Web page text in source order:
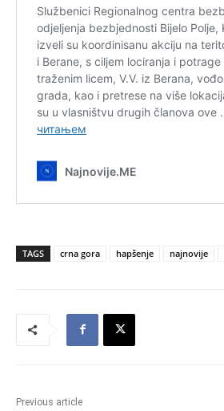
TAGS crna gora hapšenje najnovije
Previous article